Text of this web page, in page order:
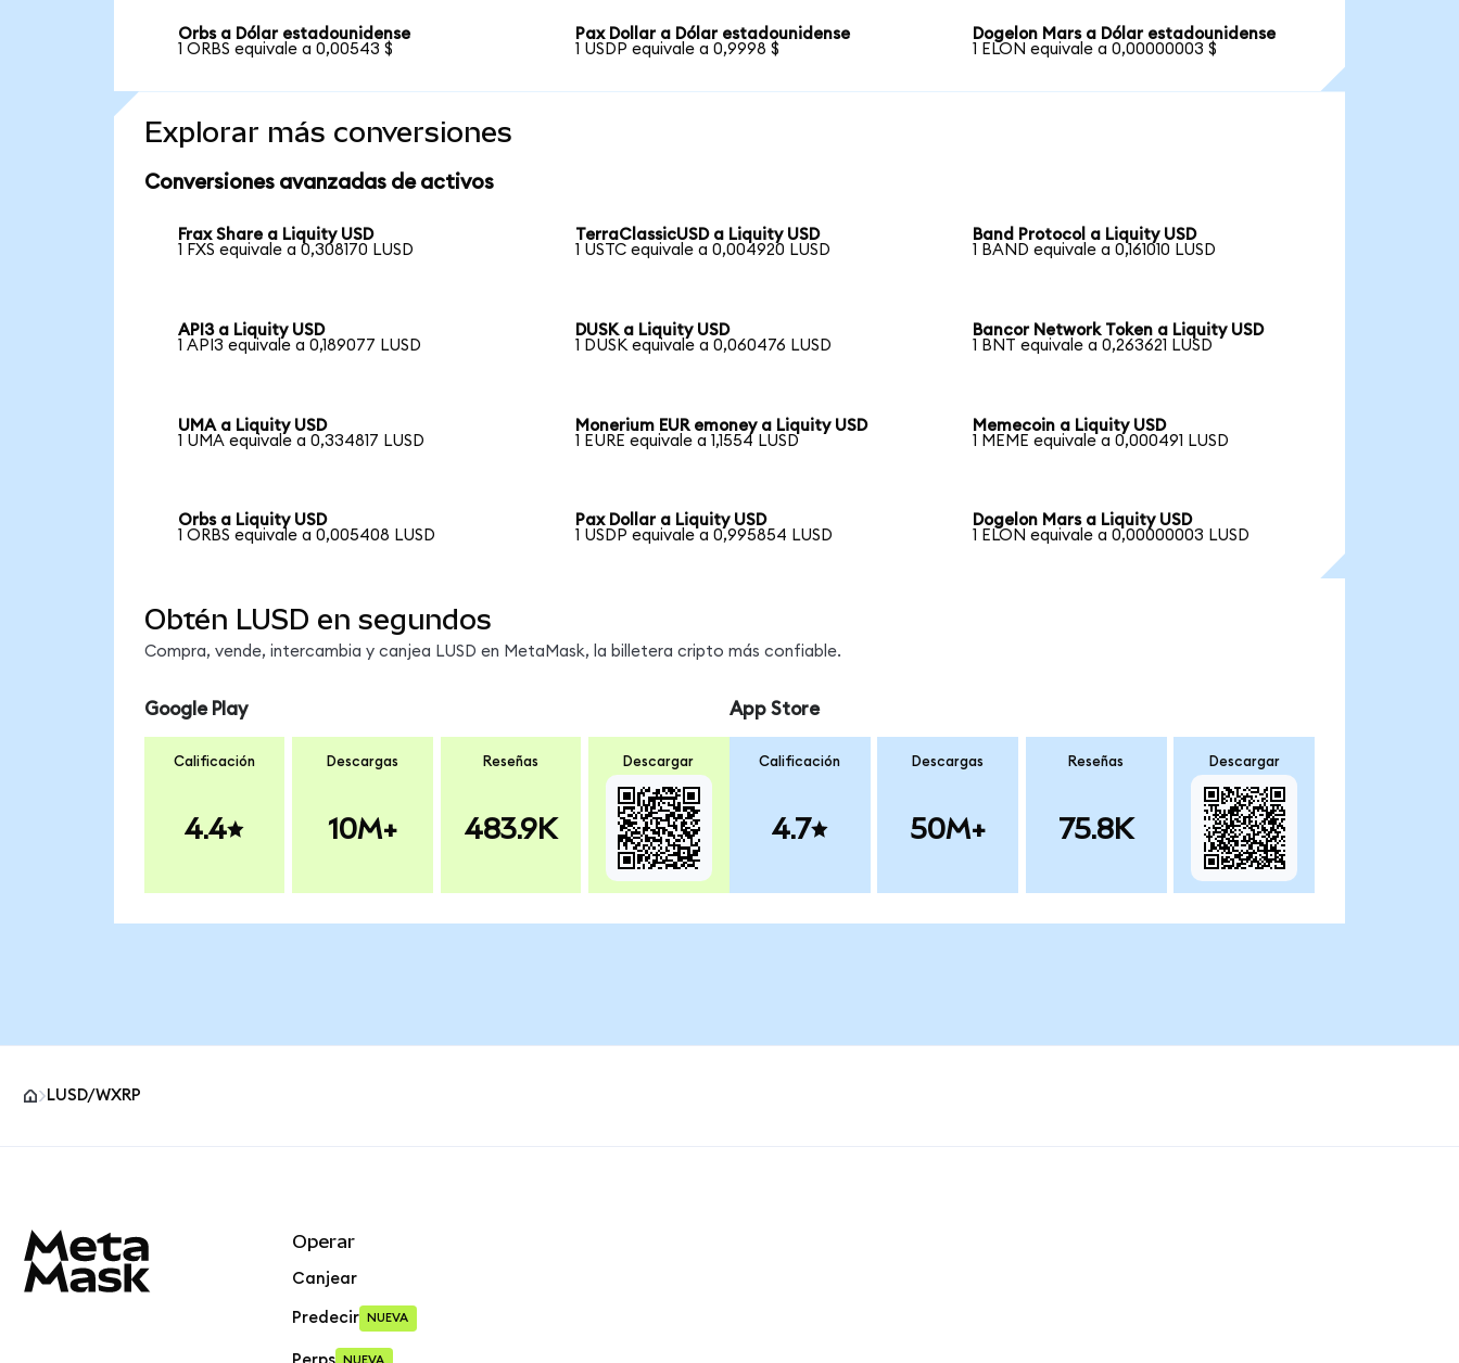
Orbs a Dólar estadounidense
1 ORBS equivale a 0,00543 $
Pax Dollar a Dólar estadounidense
1 USDP equivale a 0,9998 $
Dogelon Mars a Dólar estadounidense
1 ELON equivale a 0,00000003 $
Explorar más conversiones
Conversiones avanzadas de activos
Frax Share a Liquity USD
1 FXS equivale a 0,308170 LUSD
TerraClassicUSD a Liquity USD
1 USTC equivale a 0,004920 LUSD
Band Protocol a Liquity USD
1 BAND equivale a 0,161010 LUSD
API3 a Liquity USD
1 API3 equivale a 0,189077 LUSD
DUSK a Liquity USD
1 DUSK equivale a 0,060476 LUSD
Bancor Network Token a Liquity USD
1 BNT equivale a 0,263621 LUSD
UMA a Liquity USD
1 UMA equivale a 0,334817 LUSD
Monerium EUR emoney a Liquity USD
1 EURE equivale a 1,1554 LUSD
Memecoin a Liquity USD
1 MEME equivale a 0,000491 LUSD
Orbs a Liquity USD
1 ORBS equivale a 0,005408 LUSD
Pax Dollar a Liquity USD
1 USDP equivale a 0,995854 LUSD
Dogelon Mars a Liquity USD
1 ELON equivale a 0,00000003 LUSD
Obtén LUSD en segundos
Compra, vende, intercambia y canjea LUSD en MetaMask, la billetera cripto más confiable.
Google Play
Calificación
4.4
Descargas
10M+
Reseñas
483.9K
Descargar
App Store
Calificación
4.7
Descargas
50M+
Reseñas
75.8K
Descargar
LUSD/WXRP
Operar
Canjear
Predecir NUEVA
NUEVA